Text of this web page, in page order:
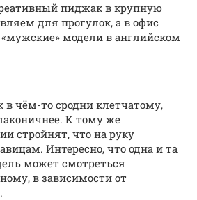
пиджак в крупную
для прогулок, а в офис
модели в английском
чём-то сродни клетчатому,
К тому же
стройнят, что на руку
Интересно, что одна и та
может смотреться
в зависимости от